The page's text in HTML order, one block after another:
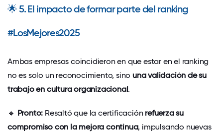
🌟5. El impacto de formar parte del ranking
#LosMejores2025
Ambas empresas coincidieron en que estar en el ranking
no es solo un reconocimiento, sinouna validación de su
trabajo en cultura organizacional.
🔹 Pronto: Resaltó que la certificación refuerza su
compromiso con la mejora continua, impulsando nuevas